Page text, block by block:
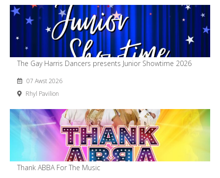
The Gay Harris Dancers presents Junior Showtime 2026
07 Awst 2026
Rhyl Pavilion
Thank ABBA For The Music